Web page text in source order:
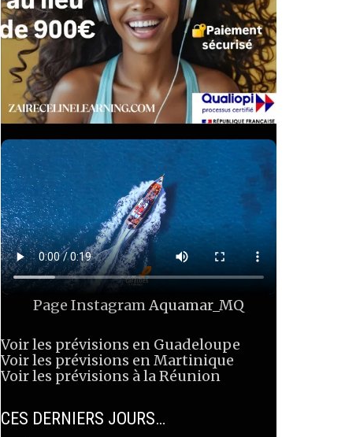
Page InstagramAquamar_MQ
Voir les prévisions en Guadeloupe
Voir les prévisions en Martinique
Voir les prévisions à la Réunion
CES DERNIERS JOURS…